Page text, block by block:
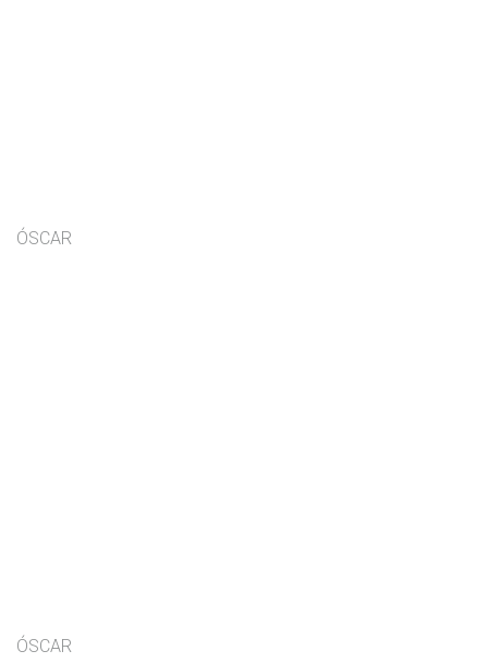
ÓSCAR
ÓSCAR